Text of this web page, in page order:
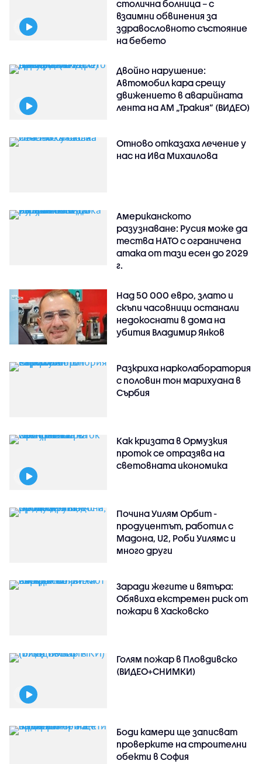
столична болница – с
взаимни обвинения за
здравословното състояние
на бебето
Двойно нарушение:
Автомобил кара срещу
движението в аварийната
лента на АМ „Тракия” (ВИДЕО)
Отново отказаха лечение у
нас на Ива Михаилова
Американското
разузнаване: Русия може да
тества НАТО с ограничена
атака от тази есен до 2029
г.
Над 50 000 евро, злато и
скъпи часовници останали
недокоснати в дома на
убития Владимир Янков
Разкриха нарколаборатория
с половин тон марихуана в
Сърбия
Как кризата в Ормузкия
проток се отразява на
световната икономика
Почина Уилям Орбит -
продуцентът, работил с
Мадона, U2, Роби Уилямс и
много други
Заради жегите и вятъра:
Обявиха екстремен риск от
пожари в Хасковско
Голям пожар в Пловдивско
(ВИДЕО+СНИМКИ)
Боди камери ще записват
проверките на строителни
обекти в София